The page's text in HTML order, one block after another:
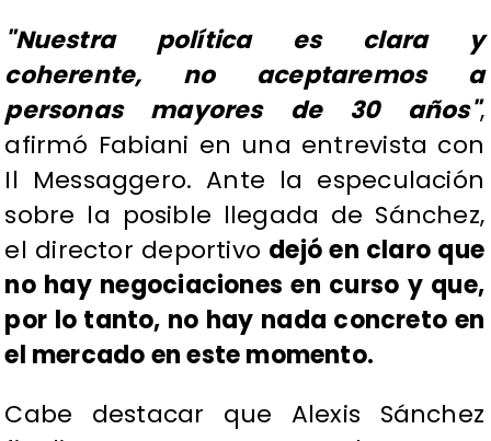
"Nuestra política es clara y
coherente, no aceptaremos a
personas mayores de 30 años",
afirmó Fabiani en una entrevista con
Il Messaggero. Ante la especulación
sobre la posible llegada de Sánchez,
el director deportivo dejó en claro que
no hay negociaciones en curso y que,
por lo tanto, no hay nada concreto en
el mercado en este momento.
Cabe destacar que Alexis Sánchez